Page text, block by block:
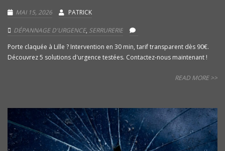
MAI 15, 2026 PATRICK
DÉPANNAGE D'URGENCE, SERRURERIE
Porte claquée à Lille ? Intervention en 30 min, tarif transparent dès 90€.
Découvrez 5 solutions d'urgence testées. Contactez-nous maintenant !
READ MORE >>